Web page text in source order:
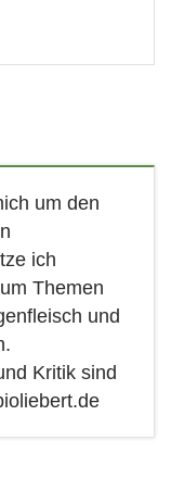
um den
ich
Themen
und
Kritik sind